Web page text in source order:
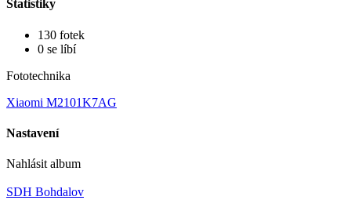
Statistiky
130 fotek
0 se líbí
Fototechnika
Xiaomi M2101K7AG
Nastavení
Nahlásit album
SDH Bohdalov